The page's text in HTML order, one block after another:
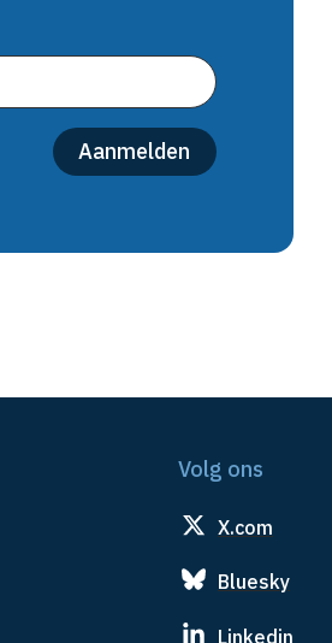
Volg ons
X.com
Bluesky
Linkedin